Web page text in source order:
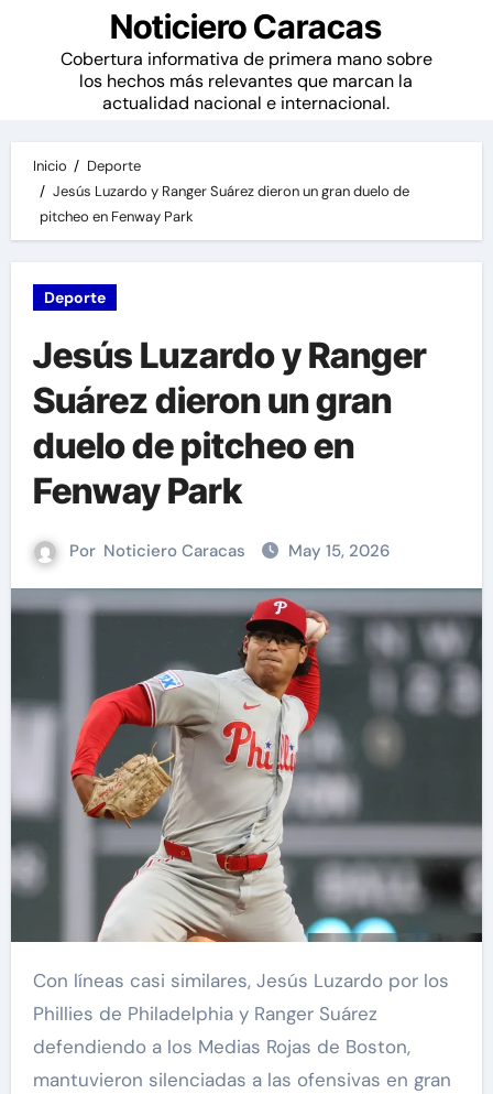
Noticiero Caracas
Cobertura informativa de primera mano sobre
los hechos más relevantes que marcan la
actualidad nacional e internacional.
Inicio
Deporte
Jesús Luzardo y Ranger Suárez dieron un gran duelo de
pitcheo en Fenway Park
Deporte
Jesús Luzardo y Ranger
Suárez dieron un gran
duelo de pitcheo en
Fenway Park
Por Noticiero Caracas May 15, 2026
Con líneas casi similares, Jesús Luzardo por los
Phillies de Philadelphia y Ranger Suárez
defendiendo a los Medias Rojas de Boston,
mantuvieron silenciadas a las ofensivas en gran